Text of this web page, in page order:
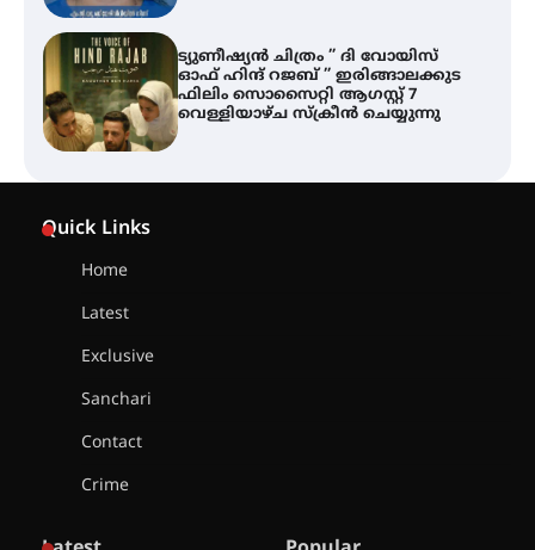
ട്യുണീഷ്യൻ ചിത്രം ” ദി വോയിസ്
ഓഫ് ഹിന്ദ് റജബ് ” ഇരിങ്ങാലക്കുട
ഫിലിം സൊസൈറ്റി ആഗസ്റ്റ് 7
വെള്ളിയാഴ്ച സ്‌ക്രീൻ ചെയ്യുന്നു
Quick Links
Home
Latest
Exclusive
Sanchari
Contact
Crime